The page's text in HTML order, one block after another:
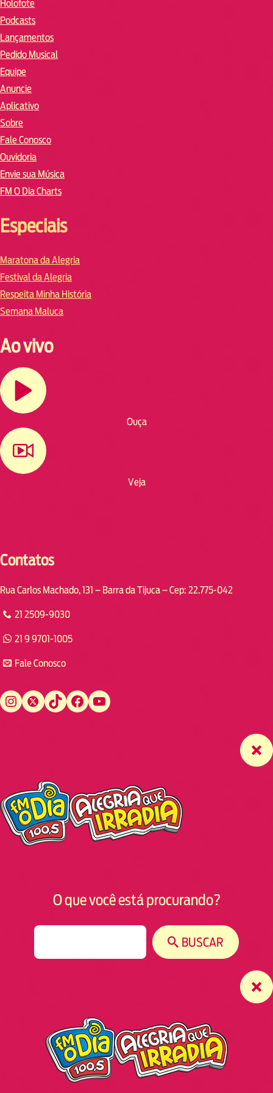
Holofote
Podcasts
Lançamentos
Pedido Musical
Equipe
Anuncie
Aplicativo
Sobre
Fale Conosco
Ouvidoria
Envie sua Música
FM O Dia Charts
Especiais
Maratona da Alegria
Festival da Alegria
Respeita Minha História
Semana Maluca
Ao vivo
Ouça
Veja
Contatos
Rua Carlos Machado, 131 – Barra da Tijuca – Cep: 22.775-042
21 2509-9030
21 9 9701-1005
Fale Conosco
Instagram Twitter TikTok Facebook YouTube
O que você está procurando?
BUSCAR